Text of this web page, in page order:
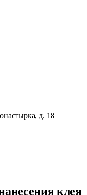
д. 18
клея